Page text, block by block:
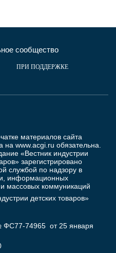
сообщество
ПРИ ПОДДЕРЖКЕ
материалов сайта
на www.acgi.ru обязательна.
«Вестник индустрии
зарегистрировано
службой по надзору в
информационных
и массовых коммуникаций
детских товаров»
74965 от 25 января